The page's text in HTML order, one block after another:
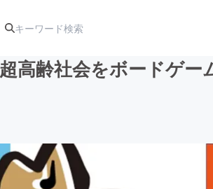
アート・写真
超高齢社会をボードゲー